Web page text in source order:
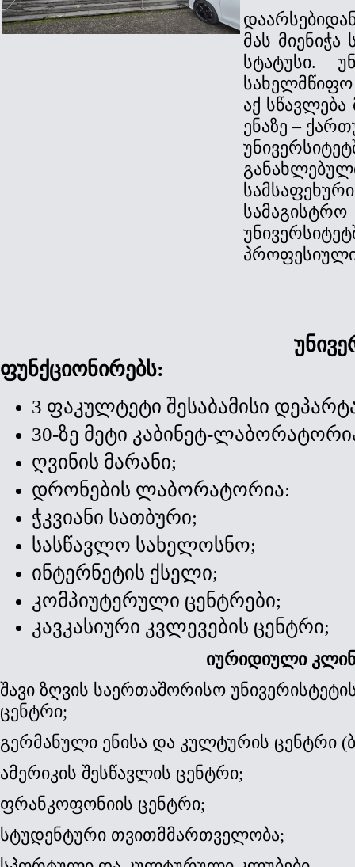
მას
სტატუსი.
აქ
ენაზე –
ფუნქციონირებს:
3 ფაკულტეტი შესაბამისი
30-ზე მეტი კაბინეტ-
ღვინის მარანი;
დრონების ლაბორატორია:
ჭკვიანი სათბური;
სასწავლო სახელოსნო;
ინტერნეტის ქსელი;
კომპიუტერული ცენტრები;
კავკასიური კვლევების ცენტრი;
იურიდიული
შავი ზღვის საერთაშორისო
ცენტრი;
გერმანული ენისა და კულტურის ცენტრი
ამერიკის შესწავლის ცენტრი;
ფრანკოფონიის ცენტრი;
სტუდენტური თვითმმართველობა;